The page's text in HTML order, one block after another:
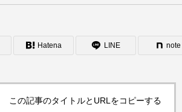
Hatena LINE note
この記事のタイトルとURLをコピーする